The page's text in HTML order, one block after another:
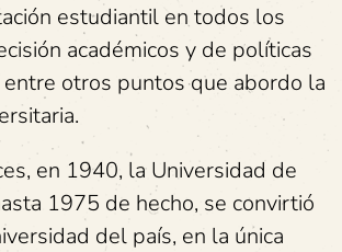
estudiantil en todos los
académicos y de políticas
entre otros puntos que abordo la
en 1940, la Universidad de
1975 de hecho, se convirtió
del país, en la única